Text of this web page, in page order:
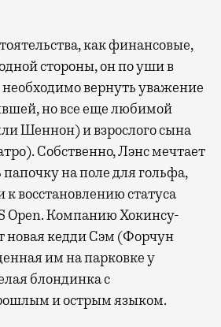
как финансовые,
стороны, он по уши в
вернуть уважение
но все еще любимой
Шеннон) и взрослого сына
Собственно, Лэнс мечтает
на поле для гольфа,
к восстановлению статуса
Open. Компанию Хокинсу-
новая кедди Сэм (Форчун
им на парковке у
блондинка с
и острым языком.